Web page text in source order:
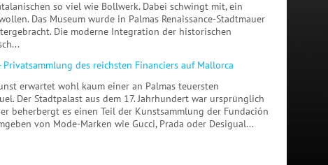
so viel wie Bollwerk. Dabei schwingt mit, ein
Das Museum wurde in Palmas Renaissance-Stadtmauer
Die moderne Integration der historischen
- Privatsammlung des reichsten Financiers auf Mallorca
erwartet wohl kaum einer an Palmas teuersten
Der Stadtpalast aus dem 17. Jahrhundert war ursprünglich
beherbergt es einen Teil der Kunstsammlung der Fundación
von Mode-Marken wie Gucci, Prada oder Desigual...